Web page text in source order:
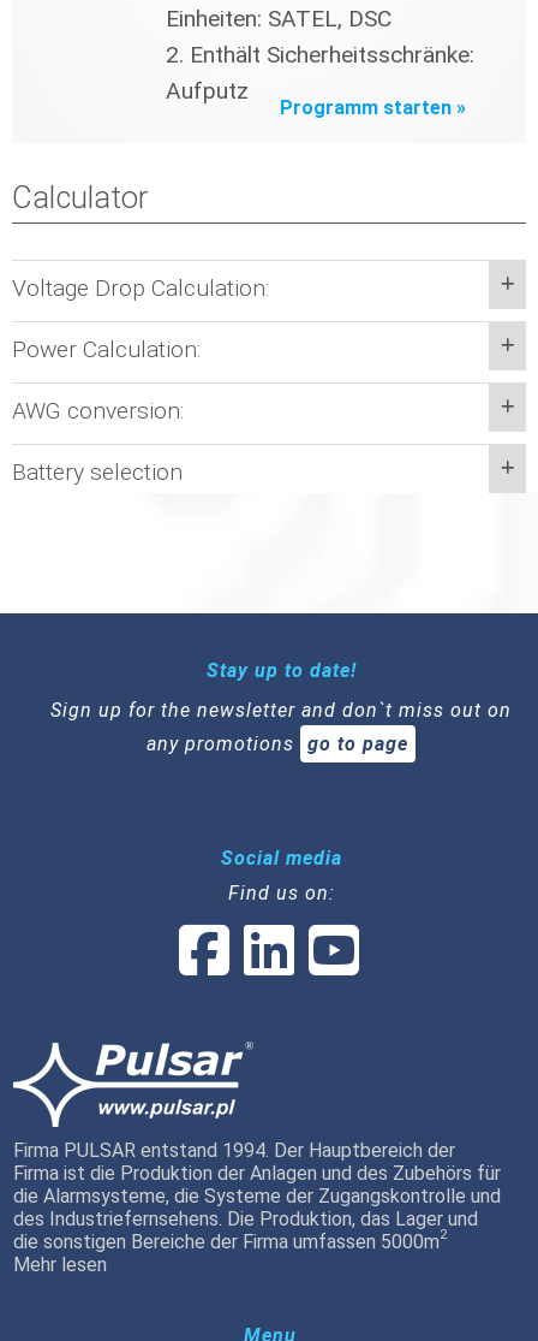
Einheiten: SATEL, DSC
2. Enthält Sicherheitsschränke:
Aufputz
Programm starten »
Calculator
Voltage Drop Calculation:
Power Calculation:
AWG conversion:
Battery selection
Stay up to date!
Sign up for the newsletter and don`t miss out on
any promotions
go to page
Social media
Find us on:
Firma PULSAR entstand 1994. Der Hauptbereich der
Firma ist die Produktion der Anlagen und des Zubehörs für
die Alarmsysteme, die Systeme der Zugangskontrolle und
des Industriefernsehens. Die Produktion, das Lager und
die sonstigen Bereiche der Firma umfassen 5000m2
Mehr lesen
Menu